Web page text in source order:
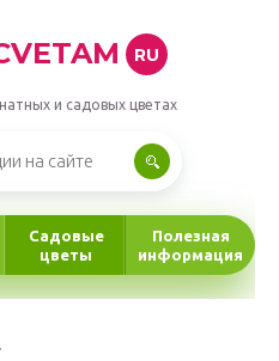
RU
и садовых цветах
Садовые
цветы
Полезная
информация